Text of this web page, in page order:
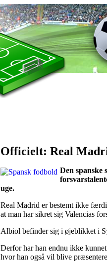
Officielt: Real
Den
uge.
Real Madrid er bestemt ikke
at man har sikret sig Valencias
Albiol befinder sig i øjeblikket i
Derfor har han endnu ikke
hvor han også vil blive